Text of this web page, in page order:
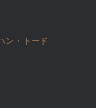
ン・トード